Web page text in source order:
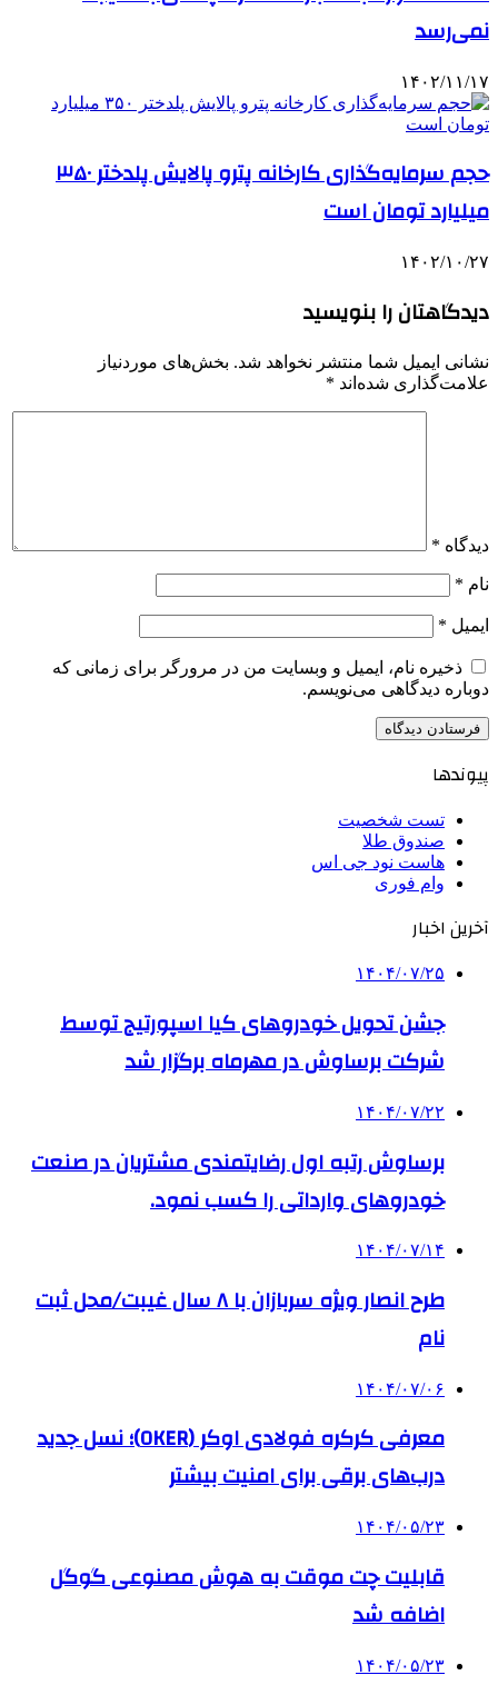
نمی‌رسد
۱۴۰۲/۱۱/۱۷
حجم سرمایه‌گذاری کارخانه پترو پالایش پلدختر ۳۵۰
میلیارد تومان است
۱۴۰۲/۱۰/۲۷
دیدگاهتان را بنویسید
نشانی ایمیل شما منتشر نخواهد شد. بخش‌های موردنیاز
علامت‌گذاری شده‌اند *
دیدگاه *
نام *
ایمیل *
ذخیره نام، ایمیل و وبسایت من در مرورگر برای زمانی که
دوباره دیدگاهی می‌نویسم.
پیوندها
تست شخصیت
صندوق طلا
هاست نود جی اس
وام فوری
آخرین اخبار
۱۴۰۴/۰۷/۲۵
جشن تحویل خودروهای کیا اسپورتیج توسط
شرکت برساوش در مهرماه برگزار شد
۱۴۰۴/۰۷/۲۲
برساوش رتبه اول رضایتمندی مشتریان در صنعت
خودروهای وارداتی را کسب نمود.
۱۴۰۴/۰۷/۱۴
طرح انصار ویژه سربازان با ۸ سال غیبت/محل ثبت
نام
۱۴۰۴/۰۷/۰۶
معرفی کرکره فولادی اوکر (OKER)؛ نسل جدید
درب‌های برقی برای امنیت بیشتر
۱۴۰۴/۰۵/۲۳
قابلیت چت موقت به هوش مصنوعی گوگل
اضافه شد
۱۴۰۴/۰۵/۲۳